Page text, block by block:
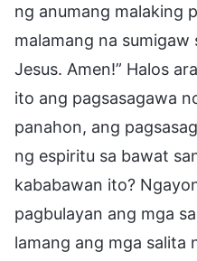
ng anumang malaking
malamang na sumigaw
Jesus. Amen!” Halos
ito ang pagsasagawa
panahon, ang
ng espiritu sa bawat
kababawan ito?
pagbulayan ang mga
lamang ang mga salita